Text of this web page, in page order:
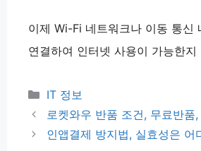
이제 Wi-Fi 네트워크나 이동 통신
연결하여 인터넷 사용이 가능한지
카
테
리
IT 정보
로켓와우 반품 조건, 무료반품
인앱결제 방지법, 실효성은 어